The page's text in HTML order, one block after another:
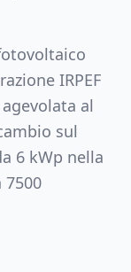
IRPEF
al
sul
6 kWp nella
7500